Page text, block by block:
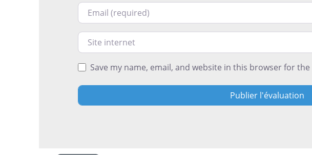
Courriel
Site internet
Save my name, email, and website in this browser for